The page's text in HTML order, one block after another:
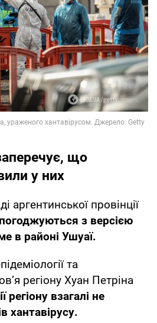
що
у них
аргентинської провінції
з версією
в районі Ушуаї.
та
регіону Хуан Петріна
регіону взагалі не
хантавірусу.